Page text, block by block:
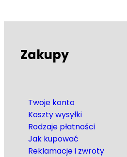
Zakupy
Twoje konto
Koszty wysyłki
Rodzaje płatności
Jak kupować
Reklamacje i zwroty